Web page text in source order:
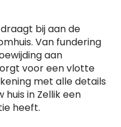
bij aan de
Van fundering
aan
voor een vlotte
met alle details
in Zellik een
heeft.